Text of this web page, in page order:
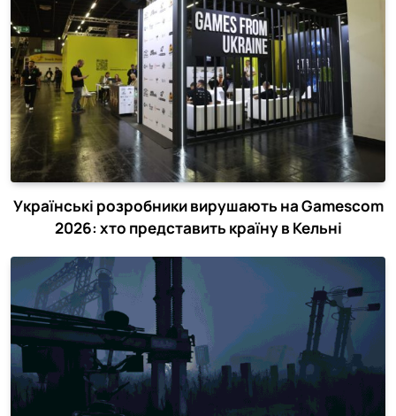
Українські розробники вирушають на Gamescom
2026: хто представить країну в Кельні